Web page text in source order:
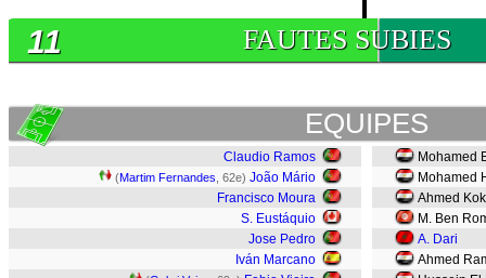
FAUTES SUBIES
11
EQUIPES
Claudio Ramos
(Martim Fernandes , 62e) João Mário
Francisco Moura
S. Eustáquio
Jose Pedro
Iván Marcano
Mohamed
Mohamed
Ahmed
M. Ben
A. Dari
Ahmed